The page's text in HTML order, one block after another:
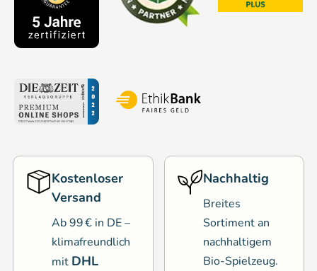
Kostenloser
Versand
Ab 99 € in DE –
klimafreundlich
mit DHL
Nachhaltig
Breites
Sortiment an
nachhaltigem
Bio-Spielzeug.